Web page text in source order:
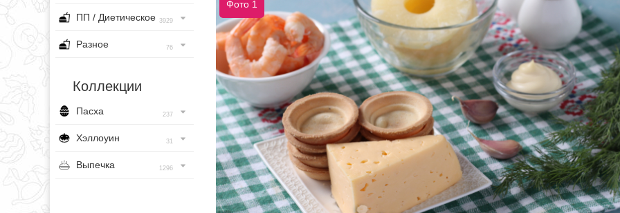
ПП / Диетическое 3929
Разное 76
Коллекции
Пасха 237
Хэллоуин 31
Выпечка 1296
Фото 1